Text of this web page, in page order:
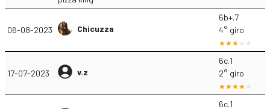
06-08-2023 Chicuzza
6b+.7
4° giro
17-07-2023 v.z
6c.1
2° giro
6c.1